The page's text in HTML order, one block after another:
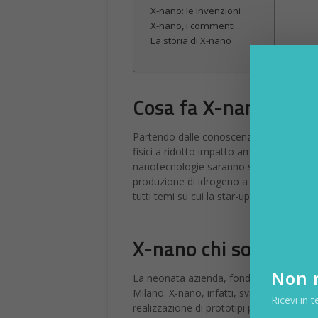
X-nano: le invenzioni
X-nano, i commenti
La storia di X-nano
Cosa fa X-nano
Partendo dalle conoscenze e
fisici a ridotto impatto ambientale, X-
nanotecnologie saranno sempre più
produzione di idrogeno a batterie di
tutti temi su cui la star-up ha già
X-nano chi sono i
La neonata azienda, fondata da Fabio
Milano. X-nano, infatti, svilupperà
realizzazione di prototipi pre-
Non
Ricevi in